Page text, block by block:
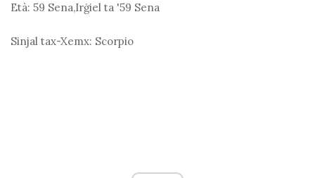
Età: 59 Sena,Irġiel ta '59 Sena
Sinjal tax-Xemx: Scorpio